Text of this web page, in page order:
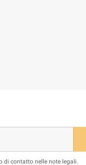
di contatto nelle note legali.